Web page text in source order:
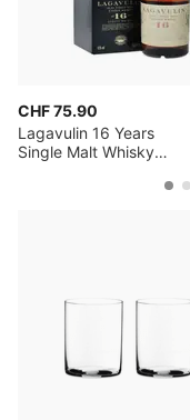
CHF 75.90
Lagavulin 16 Years
Single Malt Whisky